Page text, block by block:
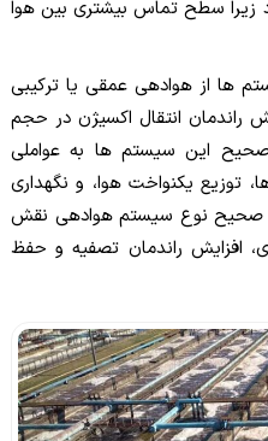
زیرا سطح تماس بیشتری بین هوا
ها از هوادهی عمقی یا ترکیبی
راندمان انتقال اکسیژن در حجم
این سیستم ها به عواملی
توزیع یکنواخت هوا، و نگهداری
صحیح نوع سیستم هوادهی نقش
افزایش راندمان تصفیه و حفظ